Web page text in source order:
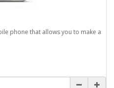
phone that allows you to make a